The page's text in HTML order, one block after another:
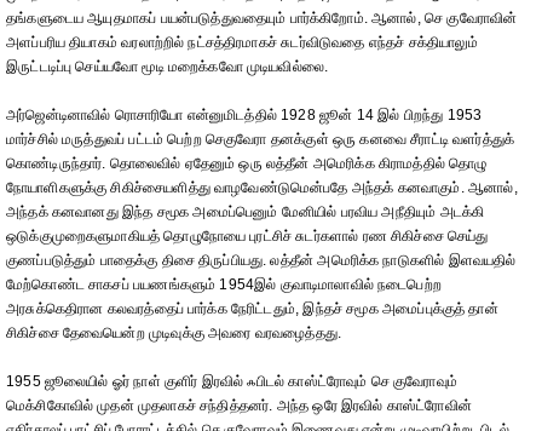
தங்களுடைய ஆயுதமாகப் பயன்படுத்துவதையும் பார்க்கிறோம். ஆனால், செ குவேராவின்
அளப்பரிய தியாகம் வரலாற்றில் நட்சத்திரமாகச் சுடர்விடுவதை எந்தச் சக்தியாலும்
இருட்டடிப்பு செய்யவோ மூடி மறைக்கவோ முடியவில்லை.
அர்ஜென்டினாவில் ரொசாரியோ என்னுமிடத்தில் 1928 ஜூன் 14 இல் பிறந்து 1953
மார்ச்சில் மருத்துவப் பட்டம் பெற்ற செகுவேரா தனக்குள் ஒரு கனவை சீராட்டி வளர்த்துக்
கொண்டிருந்தார். தொலைவில் ஏதேனும் ஒரு லத்தீன் அமெரிக்க கிராமத்தில் தொழு
நோயாளிகளுக்கு சிகிச்சையளித்து வாழவேண்டுமென்பதே அந்தக் கனவாகும். ஆனால்,
அந்தக் கனவானது இந்த சமூக அமைப்பெனும் மேனியில் பரவிய அநீதியும் அடக்கி
ஒடுக்குமுறைகளுமாகியத் தொழுநோயை புரட்சிச் சுடர்களால் ரண சிகிச்சை செய்து
குணப்படுத்தும் பாதைக்கு திசை திருப்பியது. லத்தீன் அமெரிக்க நாடுகளில் இளவயதில்
மேற்கொண்ட சாகசப் பயணங்களும் 1954இல் குவாடிமாலாவில் நடைபெற்ற
அரசுக்கெதிரான கலவரத்தைப் பார்க்க நேரிட்டதும், இந்தச் சமூக அமைப்புக்குத் தான்
சிகிச்சை தேவையென்ற முடிவுக்கு அவரை வரவழைத்தது.
1955 ஜூலையில் ஓர் நாள் குளிர் இரவில் ஃபிடல் காஸ்ட்ரோவும் செ குவேராவும்
மெக்சிகோவில் முதன் முதலாகச் சந்தித்தனர். அந்த ஒரே இரவில் காஸ்ட்ரோவின்